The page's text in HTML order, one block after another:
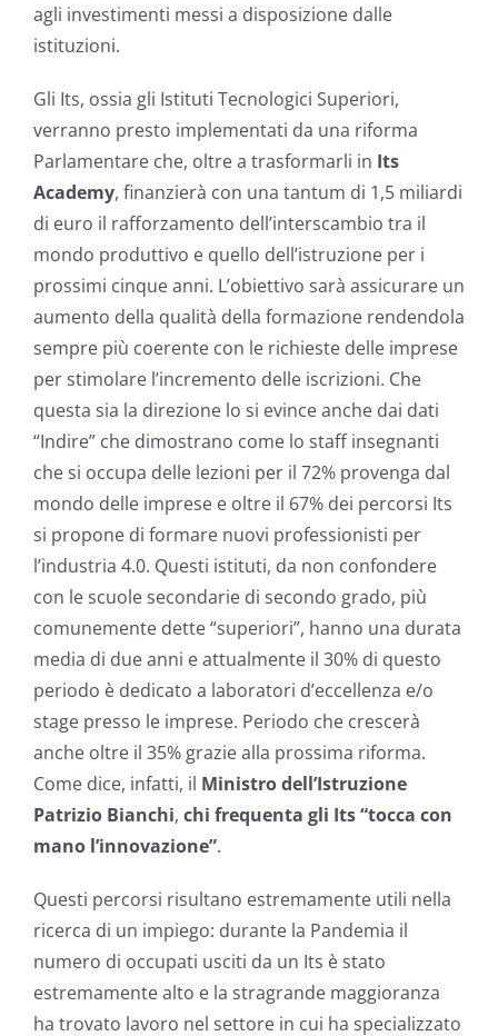
agli investimenti messi a disposizione dalle
istituzioni.
Gli Its, ossia gli Istituti Tecnologici Superiori,
verranno presto implementati da una riforma
Parlamentare che, oltre a trasformarli in Its
Academy, finanzierà con una tantum di 1,5 miliardi
di euro il rafforzamento dell’interscambio tra il
mondo produttivo e quello dell’istruzione per i
prossimi cinque anni. L’obiettivo sarà assicurare un
aumento della qualità della formazione rendendola
sempre più coerente con le richieste delle imprese
per stimolare l’incremento delle iscrizioni. Che
questa sia la direzione lo si evince anche dai dati
“Indire” che dimostrano come lo staff insegnanti
che si occupa delle lezioni per il 72% provenga dal
mondo delle imprese e oltre il 67% dei percorsi Its
si propone di formare nuovi professionisti per
l’industria 4.0. Questi istituti, da non confondere
con le scuole secondarie di secondo grado, più
comunemente dette “superiori”, hanno una durata
media di due anni e attualmente il 30% di questo
periodo è dedicato a laboratori d’eccellenza e/o
stage presso le imprese. Periodo che crescerà
anche oltre il 35% grazie alla prossima riforma.
Come dice, infatti, il Ministro dell’Istruzione
Patrizio Bianchi, chi frequenta gli Its “tocca con
mano l’innovazione”.
Questi percorsi risultano estremamente utili nella
ricerca di un impiego: durante la Pandemia il
numero di occupati usciti da un Its è stato
estremamente alto e la stragrande maggioranza
ha trovato lavoro nel settore in cui ha specializzato